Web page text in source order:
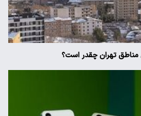
مناطق تهران چقدر است؟